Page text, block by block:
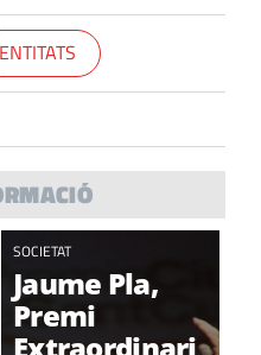
ENTITATS
SOCIETAT
Jaume Pla,
Premi